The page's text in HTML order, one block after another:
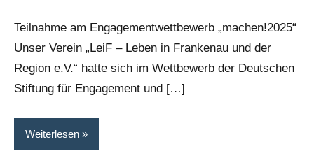
Teilnahme am Engagementwettbewerb „machen!2025“
Unser Verein „LeiF – Leben in Frankenau und der
Region e.V.“ hatte sich im Wettbewerb der Deutschen
Stiftung für Engagement und […]
Weiterlesen